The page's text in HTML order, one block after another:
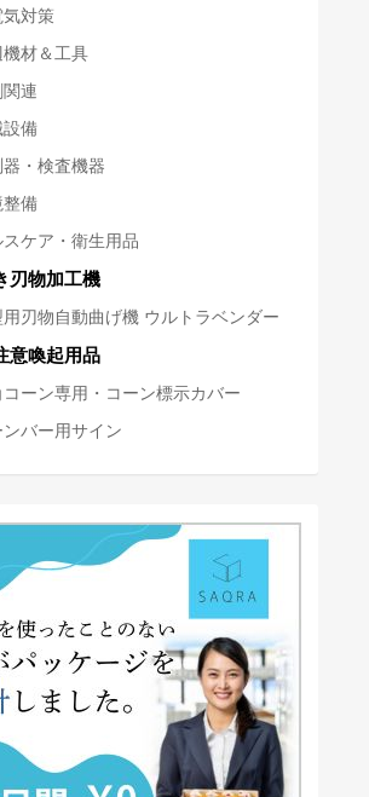
気対策
機材＆工具
関連
設備
・検査機器
整備
ケア・衛生用品
刃物加工機
用刃物自動曲げ機 ウルトラベンダー
意喚起用品
コーン専用・コーン標示カバー
ンバー用サイン